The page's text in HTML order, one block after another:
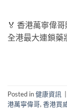
🏅 香港萬寧偉
全港最大連鎖藥
Posted in健康資訊
港萬寧偉哥, 香港買